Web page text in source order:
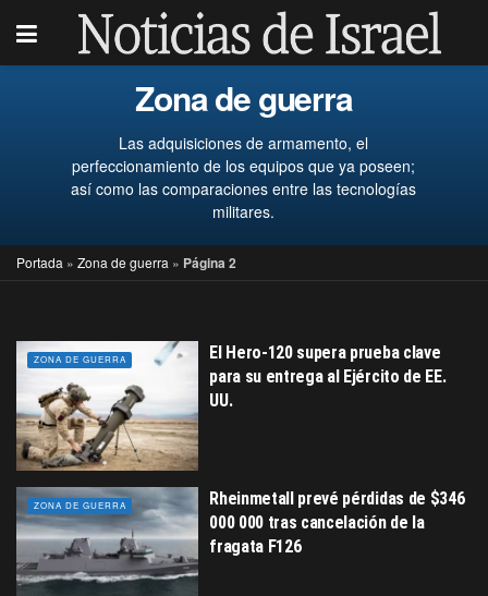
Zona de guerra
Las adquisiciones de armamento, el
perfeccionamiento de los equipos que ya poseen;
así como las comparaciones entre las tecnologías
militares.
Portada » Zona de guerra » Página 2
ZONA DE GUERRA
El Hero-120 supera prueba clave
para su entrega al Ejército de EE.
UU.
ZONA DE GUERRA
Rheinmetall prevé pérdidas de $346
000 000 tras cancelación de la
fragata F126